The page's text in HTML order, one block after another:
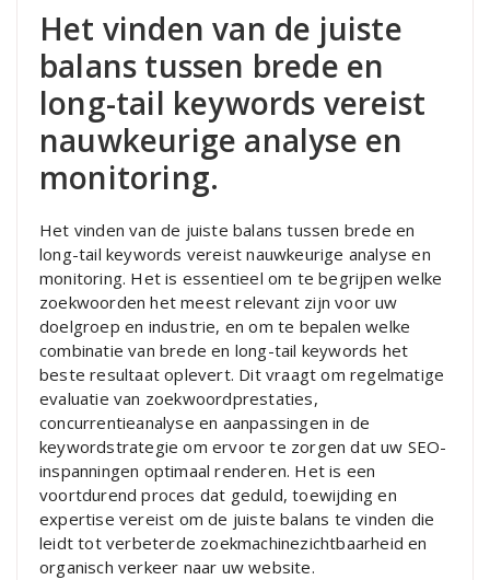
Het vinden van de juiste
balans tussen brede en
long-tail keywords vereist
nauwkeurige analyse en
monitoring.
Het vinden van de juiste balans tussen brede en
long-tail keywords vereist nauwkeurige analyse en
monitoring. Het is essentieel om te begrijpen welke
zoekwoorden het meest relevant zijn voor uw
doelgroep en industrie, en om te bepalen welke
combinatie van brede en long-tail keywords het
beste resultaat oplevert. Dit vraagt om regelmatige
evaluatie van zoekwoordprestaties,
concurrentieanalyse en aanpassingen in de
keywordstrategie om ervoor te zorgen dat uw SEO-
inspanningen optimaal renderen. Het is een
voortdurend proces dat geduld, toewijding en
expertise vereist om de juiste balans te vinden die
leidt tot verbeterde zoekmachinezichtbaarheid en
organisch verkeer naar uw website.